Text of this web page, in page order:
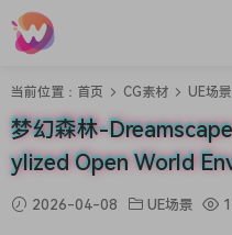
当前位置： 首页 CG素材 UE场景
梦幻森林-
ylized Open World
2026-04-08 UE场景